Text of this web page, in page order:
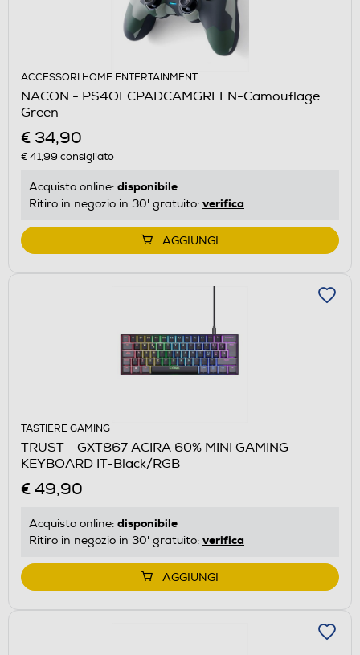
ACCESSORI HOME ENTERTAINMENT
NACON - PS4OFCPADCAMGREEN-Camouflage
Green
€ 34,90
€ 41,99 consigliato
Acquisto online: disponibile
Ritiro in negozio in 30' gratuito: verifica
AGGIUNGI
TASTIERE GAMING
TRUST - GXT867 ACIRA 60% MINI GAMING
KEYBOARD IT-Black/RGB
€ 49,90
Acquisto online: disponibile
Ritiro in negozio in 30' gratuito: verifica
AGGIUNGI